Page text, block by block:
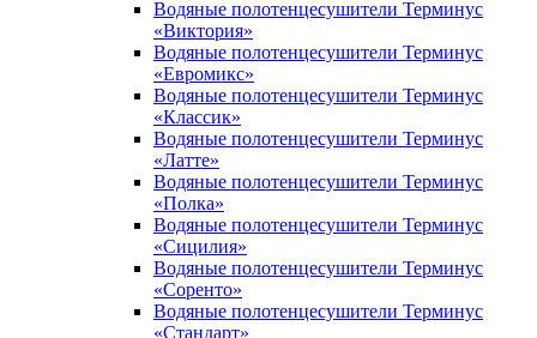
Водяные полотенцесушители Терминус
«Виктория»
Водяные полотенцесушители Терминус
«Евромикс»
Водяные полотенцесушители Терминус
«Классик»
Водяные полотенцесушители Терминус
«Латте»
Водяные полотенцесушители Терминус
«Полка»
Водяные полотенцесушители Терминус
«Сицилия»
Водяные полотенцесушители Терминус
«Соренто»
Водяные полотенцесушители Терминус
«Стандарт»